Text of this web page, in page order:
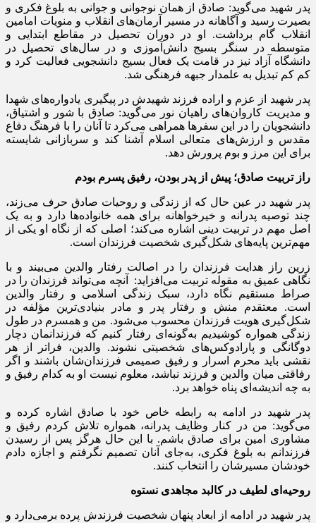
پدر شهید می‌گوید: صادق از همان نوجوانی و جوانی به بلوغ فکری و
بصیرت رسید و آگاهانه در مسیر آرمان‌های انقلاب و منویات امامین
انقلاب گام برداشت. او در دوران تحصیل در مقاطع ابتدایی و
متوسطه در سنگر بسیج دانش‌آموزی و در سال‌های تحصیل در
دانشگاه آزاد نیز در قامت یک فعال بسیج دانشجویی فعالیت کرد و
کم کم تبدیل به علمدار جبهه فرهنگی شد.
پدر شهید از عزم و اراده فرزند شهیدش در پیگیری یادواره‌های شهدا
و مدیریت کاروان‌های راهیان نور می‌گوید: صادق با شور و اشتیاق،
دانشجویان را در این سفرها همراهی می‌کرد تا آنان را با فرهنگ دفاع
مقدس و ارزش‌های متعالی اسلام آشنا کند و سربازانی شایسته
برای این مرز و بوم پرورش دهد.
راز تربیت صادق؛ پیش از پدر بودن، رفیق پسرم بودم
پدر شهید در عین حال که از زندگی و روحیات صادق حرف می‌زند،
چند توصیه پدرانه و خیرخواهانه برای همه خانواده‌ها دارد و به یک
اصل مهم در تربیت دینی اشاره می‌کند؛ اصلی که از نگاه او یکی از
مهم‌ترین پایه‌های شکل‌گیری شخصیت فرزندان است.
زرین راز هدایت فرزندان را در اصالت رفتار والدین می‌بیند و با
نگاهی عمیق به مقوله‌ تربیت می‌افزاید: آنچه می‌تواند فرزندان را در
صراط مستقیم نگاه دارد، سبک زندگی اسلامی و رفتار والدین
است. معتقدم منش و رفتار پدر و مادر بنیادی‌ترین مؤلفه در
شکل‌گیری هویت فرزندان محسوب می‌شود. من و همسرم در طول
زندگی همواره کوشیدیم به‌گونه‌ای رفتار کنیم که فرزندانمان دچار
دوگانگی و پارادوکس‌های شخصیتی نشوند. والدین، فراتر از هر
نقشی باید محرم اسرار و رفیق صمیمی فرزندان‌شان باشند و اگر
رفاقتی میان والدین و فرزند نباشد، معلوم نیست او به کدام رفیق و
به چه اندیشه‌ای پناه خواهد برد.
پدر شهید در ادامه به رابطه‌ خاص خود با صادق اشاره کرده و
می‌گوید: من در کنار وظایف پدرانه، همواره تلاش کردم رفیق و
مشاوری امین برای صادق باشم. با این حال هرگز پس از رسیدن
فرزندانم به بلوغ فکری، به‌جای آنان تصمیم نگرفتم و اجازه دادم
خودشان مسیرشان را انتخاب کنند.
روحیه‌ای لطیف در کالبد مجاهدی نستوه
پدر شهید در ادامه از ابعاد پنهان شخصیت فرزندش پرده برمی‌دارد و